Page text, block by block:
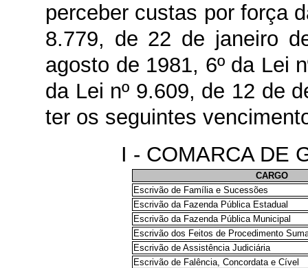
perceber custas por força
8.779, de 22 de janeiro
agosto de 1981, 6º da Lei
da Lei nº 9.609, de 12 de
ter os seguintes
I - COMARCA DE
CARGO
Escrivão de Família e Sucessões
Escrivão da Fazenda Pública Estadual
Escrivão da Fazenda Pública Municipal
Escrivão dos Feitos de Procedimento
Escrivão de Assistência Judiciária
Escrivão de Falência, Concordata e Cível